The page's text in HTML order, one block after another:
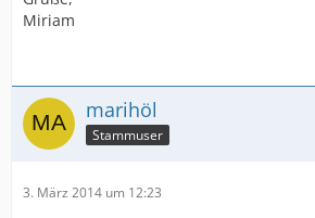
Miriam
marihöl
Stammuser
3. März 2014 um 12:23